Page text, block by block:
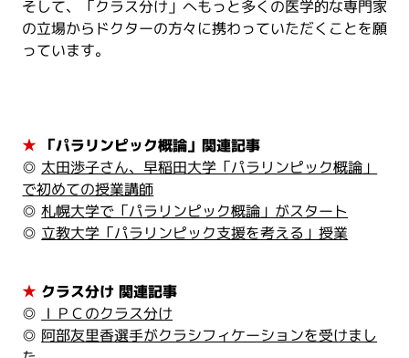
そして、「クラス分け」へもっと多くの医学的な専門家
の立場からドクターの方々に携わっていただくことを願
っています。
★ 「パラリンピック概論」関連記事
◎ 太田渉子さん、早稲田大学「パラリンピック概論」
で初めての授業講師
◎札幌大学で「パラリンピック概論」がスタート
◎ 立教大学「パラリンピック支援を考える」授業
★ クラス分け 関連記事
◎ ＩＰＣのクラス分け
◎ 阿部友里香選手がクラシフィケーションを受けまし